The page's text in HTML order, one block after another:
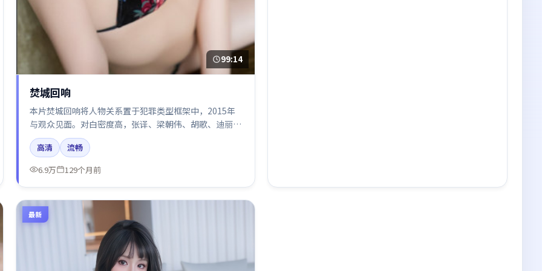
99:14
焚城回响
本片焚城回响将人物关系置于犯罪类型框架中，2015年
与观众见面。对白密度高，张译、梁朝伟、胡歌、迪丽热
巴的台词节奏值得关注；整体气质偏英国都市与冷色调摄
影。
高清
流畅
6.9万
129个月前
最新